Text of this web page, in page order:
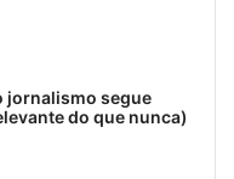
jornalismo segue
do que nunca)